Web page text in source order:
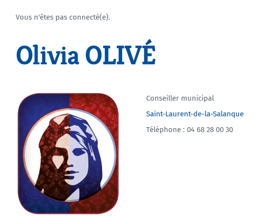
Vous n'êtes pas connecté(e).
Olivia OLIVÉ
Conseiller municipal
Saint-Laurent-de-la-Salanque
Téléphone : 04 68 28 00 30